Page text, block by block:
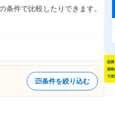
件で比較したりできます。
条件を絞り込む